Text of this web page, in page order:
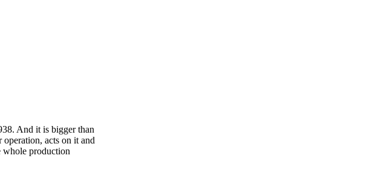
And it is bigger than
acts on it and
whole production